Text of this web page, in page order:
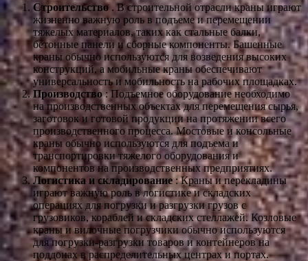
Строительство. В строительной отрасли краны играют
жизненно важную роль в подъеме и перемещении
тяжелых материалов, таких как стальные балки,
бетонные панели и сборные компоненты. Башенные
краны обычно используются для возведения высоких
конструкций, а мобильные краны обеспечивают
универсальность и мобильность на рабочих площадках.
Производство: Подъемное оборудование необходимо
на производственных объектах для перемещения сырья,
заготовок и готовой продукции на протяжении всего
производственного процесса. Мостовые и консольные
краны обычно используются для подъема и
транспортировки тяжелого оборудования и
компонентов на производственных предприятиях.
Логистика и складирование: Краны и перекладины
играют важную роль в логистике и складских
операциях для погрузки и разгрузки грузов с
грузовиков, кораблей и складских стеллажей. Козловые
краны и вилочные погрузчики обычно используются
для погрузки-разгрузки товаров и контейнеров на
поддонах в распределительных центрах и портах.